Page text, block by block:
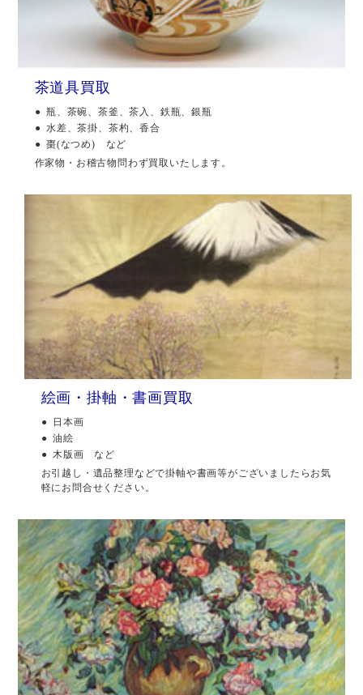
茶道具買取
瓶、茶碗、茶釜、茶入、鉄瓶、銀瓶
水差、茶掛、茶杓、香合
棗(なつめ) など
作家物・お稽古物問わず買取いたします。
絵画・掛軸・書画買取
日本画
油絵
木版画 など
お引越し・遺品整理などで掛軸や書画等がございましたらお気
軽にお問合せください。